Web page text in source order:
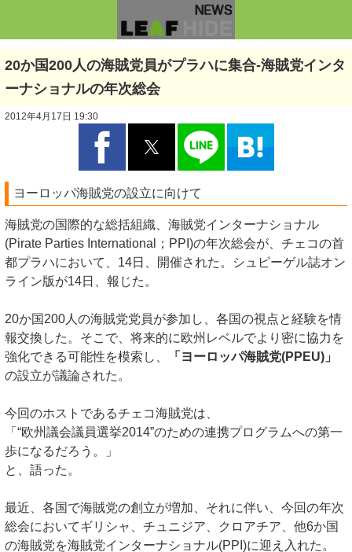
20か国200人の海賊党員がプラハに集合-海賊党インタ
ーナショナルの年次総会
2012年4月17日 19:30
ヨーロッパ海賊党の設立に向けて
海賊党の国際的な総括組織、海賊党インターナショナル
(Pirate Parties International；PPI)の年次総会が、チェコの首
都プラハにおいて、14日、開催された。シュピーゲル誌オン
ライン版が14日、報じた。
20か国200人の海賊党党員が参加し、各国の視点と経験を情
報交換した。そこで、将来的に欧州レベルでより密に協力を
強化できる可能性を模索し、
「ヨーロッパ海賊党(PPEU)」
の設立が議論された。
今回のホストであるチェコ海賊党は、
「“欧州議会議員選挙2014”のための連携プログラムへの第一
歩になるだろう。」
と、語った。
最近、各国で海賊党の創立が増加、それに伴い、今回の年次
総会においてギリシャ、チュニジア、クロアチア、他6か国
の海賊党を海賊党インターナショナル(PPI)に迎え入れた。